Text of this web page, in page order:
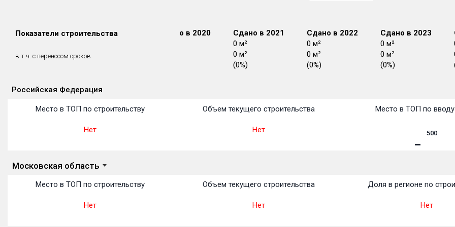
Показатели строительства
в т.ч. с переносом сроков
Сдано в 2018
0 м²
Сдано в 2019
0 м²
Сдано в 2020
Сдано в 2021
0 м²
0 м²
(0%)
Сдано в 2022
0 м²
0 м²
(0%)
Сдано в 2023
0 м²
0 м²
(0%)
Российская Федерация
Место в ТОП по строительству
Нет
Объем текущего строительства
Нет
Место в ТОП по
500
Московская область
Место в ТОП по строительству
Нет
Объем текущего строительства
Нет
Доля в регионе по
Нет